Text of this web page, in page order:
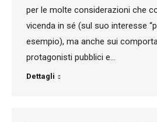
per le molte considerazioni che
vicenda in sé (sul suo interesse
esempio), ma anche sui
protagonisti pubblici e…
Dettagli